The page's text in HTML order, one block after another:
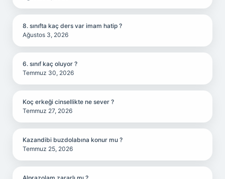
8. sınıfta kaç ders var imam hatip ?
Ağustos 3, 2026
6. sınıf kaç oluyor ?
Temmuz 30, 2026
Koç erkeği cinsellikte ne sever ?
Temmuz 27, 2026
Kazandibi buzdolabına konur mu ?
Temmuz 25, 2026